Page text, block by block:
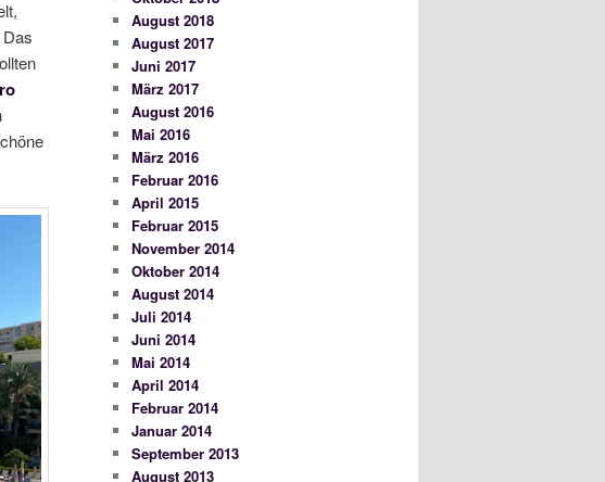
August 2018
August 2017
Juni 2017
März 2017
August 2016
Mai 2016
März 2016
Februar 2016
April 2015
Februar 2015
November 2014
Oktober 2014
August 2014
Juli 2014
Juni 2014
Mai 2014
April 2014
Februar 2014
Januar 2014
September 2013
August 2013